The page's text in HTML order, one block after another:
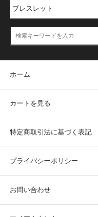
ホーム
カートを見る
特定商取引法に基づく表記
プライバシーポリシー
お問い合わせ